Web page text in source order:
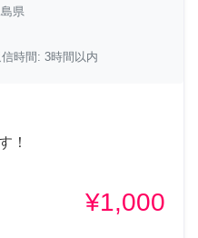
県
時間: 3時間以内
！
¥1,000